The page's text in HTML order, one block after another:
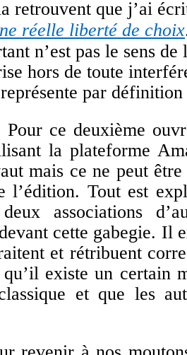
retrouvent que j’ai
réelle liberté de choix
n’est pas le sens
hors de toute
par
Pour ce deuxième
la plateforme
mais ce ne peut
l’édition. Tout est
associations
cette gabegie. Il
et rétribuent
existe un certain
et que les